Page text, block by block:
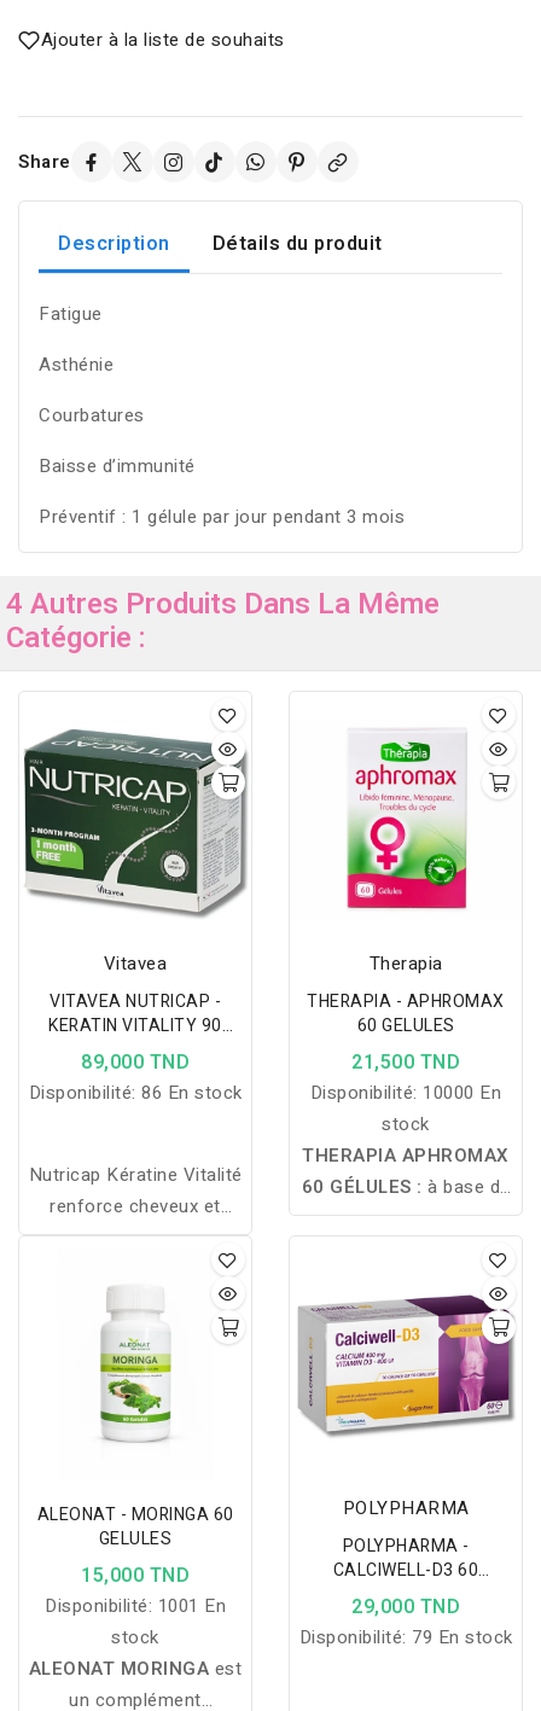
Ajouter à la liste de souhaits
Share
Description Détails du produit
Fatigue
Asthénie
Courbatures
Baisse d’immunité
Préventif : 1 gélule par jour pendant 3 mois
4 Autres Produits Dans La Même
Catégorie :
Vitavea
VITAVEA NUTRICAP -
KERATIN VITALITY 90
CAPSULES
89,000 TND
Disponibilité: 86 En stock
Nutricap Kératine Vitalité
renforce cheveux et
ongles grâce à la cystine,
biotine, tout en luttant
contre la chute des
cheveux.
Therapia
THERAPIA - APHROMAX
60 GELULES
21,500 TND
Disponibilité: 10000 En
stock
THERAPIA APHROMAX
60 GÉLULES : à base de
racine de maca, aide à
stimuler la libido, soutenir
l'énergie et la vitalité, et
contribue au bien-être
intime ainsi qu'à
l'équilibre hormonal chez
l'homme et la femme.
ALEONAT - MORINGA 60
GELULES
15,000 TND
Disponibilité: 1001 En
stock
ALEONAT MORINGA est
un complément
POLYPHARMA
POLYPHARMA -
CALCIWELL-D3 60
COMPRIMES
29,000 TND
Disponibilité: 79 En stock